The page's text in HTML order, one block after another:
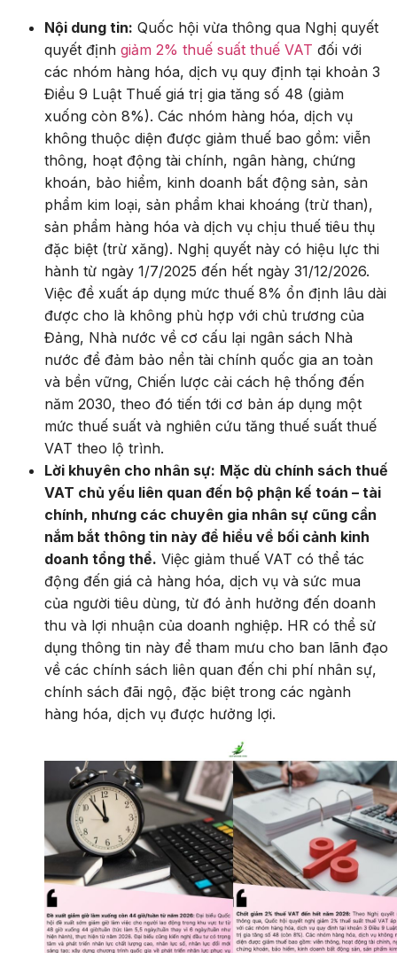
Nội dung tin: Quốc hội vừa thông qua Nghị quyết
quyết định giảm 2% thuế suất thuế VAT đối với
các nhóm hàng hóa, dịch vụ quy định tại khoản 3
Điều 9 Luật Thuế giá trị gia tăng số 48 (giảm
xuống còn 8%). Các nhóm hàng hóa, dịch vụ
không thuộc diện được giảm thuế bao gồm: viễn
thông, hoạt động tài chính, ngân hàng, chứng
khoán, bảo hiểm, kinh doanh bất động sản, sản
phẩm kim loại, sản phẩm khai khoáng (trừ than),
sản phẩm hàng hóa và dịch vụ chịu thuế tiêu thụ
đặc biệt (trừ xăng). Nghị quyết này có hiệu lực thi
hành từ ngày 1/7/2025 đến hết ngày 31/12/2026.
Việc đề xuất áp dụng mức thuế 8% ổn định lâu dài
được cho là không phù hợp với chủ trương của
Đảng, Nhà nước về cơ cấu lại ngân sách Nhà
nước để đảm bảo nền tài chính quốc gia an toàn
và bền vững, Chiến lược cải cách hệ thống đến
năm 2030, theo đó tiến tới cơ bản áp dụng một
mức thuế suất và nghiên cứu tăng thuế suất thuế
VAT theo lộ trình.
Lời khuyên cho nhân sự: Mặc dù chính sách thuế
VAT chủ yếu liên quan đến bộ phận kế toán – tài
chính, nhưng các chuyên gia nhân sự cũng cần
nắm bắt thông tin này để hiểu về bối cảnh kinh
doanh tổng thể. Việc giảm thuế VAT có thể tác
động đến giá cả hàng hóa, dịch vụ và sức mua
của người tiêu dùng, từ đó ảnh hưởng đến doanh
thu và lợi nhuận của doanh nghiệp. HR có thể sử
dụng thông tin này để tham mưu cho ban lãnh đạo
về các chính sách liên quan đến chi phí nhân sự,
chính sách đãi ngộ, đặc biệt trong các ngành
hàng hóa, dịch vụ được hưởng lợi.